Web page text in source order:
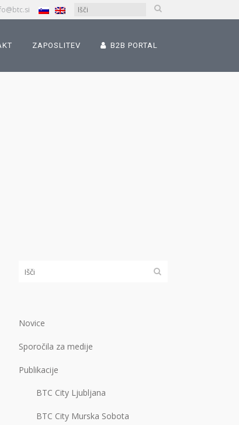
ZAPOSLITEV B2B PORTAL
Novice
Sporočila za medije
Publikacije
BTC City Ljubljana
BTC City Murska Sobota